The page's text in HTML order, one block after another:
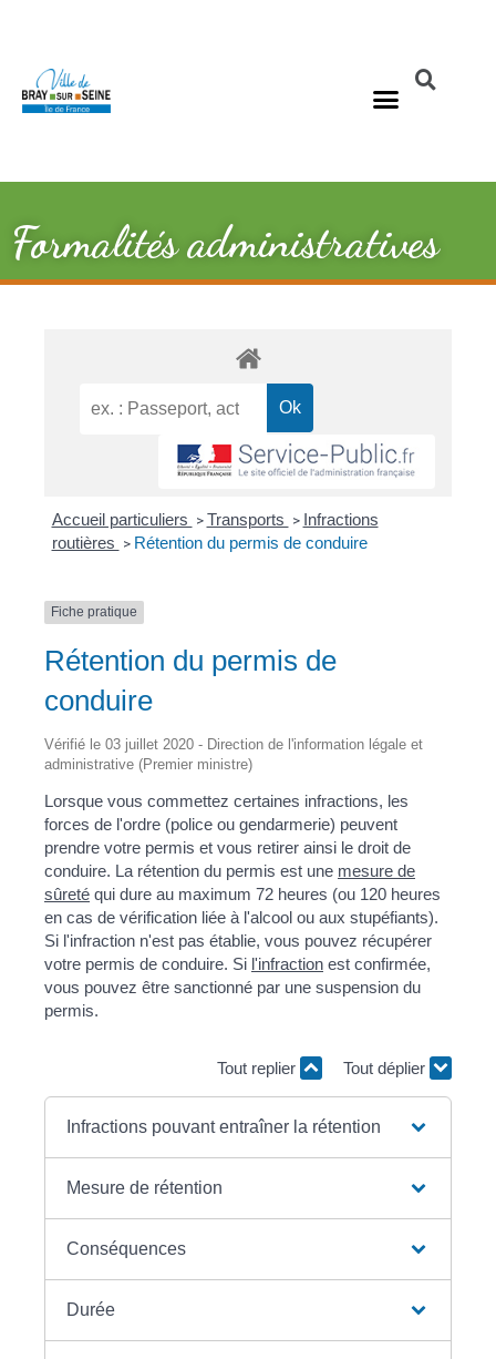
Formalités administratives
Accueil particuliers > Transports > Infractions
routières > Rétention du permis de conduire
Fiche pratique
Rétention du permis de
conduire
Vérifié le 03 juillet 2020 - Direction de l'information légale et
administrative (Premier ministre)
Lorsque vous commettez certaines infractions, les
forces de l'ordre (police ou gendarmerie) peuvent
prendre votre permis et vous retirer ainsi le droit de
conduire. La rétention du permis est une mesure de
sûreté qui dure au maximum 72 heures (ou 120 heures
en cas de vérification liée à l'alcool ou aux stupéfiants).
Si l'infraction n'est pas établie, vous pouvez récupérer
votre permis de conduire. Si l'infraction est confirmée,
vous pouvez être sanctionné par une suspension du
permis.
Tout replier Tout déplier
Infractions pouvant entraîner la rétention
Mesure de rétention
Conséquences
Durée